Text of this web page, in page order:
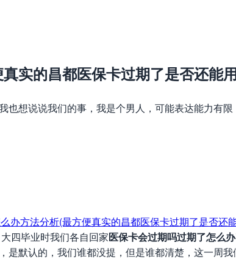
实的昌都医保卡过期了是否还能
也想说说我们的事，我是个男人，可能表达能力有
四毕业时我们各自回家医保卡会过期吗过期了怎么办
是默认的，我们谁都没提，但是谁都清楚，这一周